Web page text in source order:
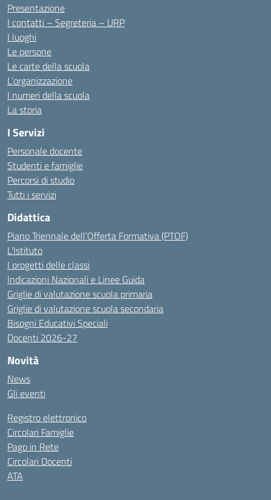
Presentazione
I contatti – Segreteria – URP
I luoghi
Le persone
Le carte della scuola
L’organizzazione
I numeri della scuola
La storia
I Servizi
Personale docente
Studenti e famiglie
Percorsi di studio
Tutti i servizi
Didattica
Piano Triennale dell’Offerta Formativa (PTOF)
L’Istituto
I progetti delle classi
Indicazioni Nazionali e Linee Guida
Griglie di valutazione scuola primaria
Griglie di valutazione scuola secondaria
Bisogni Educativi Speciali
Docenti 2026-27
Novità
News
Gli eventi
Registro elettronico
Circolari Famiglie
Pago in Rete
Circolari Docenti
ATA